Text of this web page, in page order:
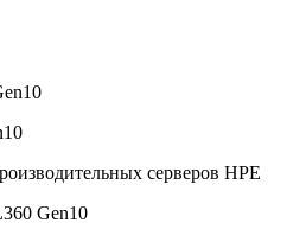
серверов HPE